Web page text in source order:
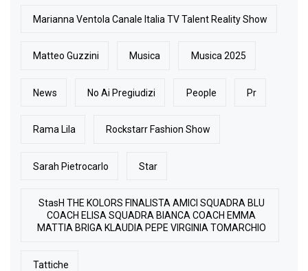
Marianna Ventola Canale Italia TV Talent Reality Show
Matteo Guzzini Musica Musica 2025
News No Ai Pregiudizi People Pr
Rama Lila Rockstarr Fashion Show
Sarah Pietrocarlo Star
StasH THE KOLORS FINALISTA AMICI SQUADRA BLU
COACH ELISA SQUADRA BIANCA COACH EMMA
MATTIA BRIGA KLAUDIA PEPE VIRGINIA TOMARCHIO
Tattiche